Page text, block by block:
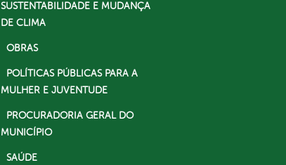
SUSTENTABILIDADE E MUDANÇA
DE CLIMA
OBRAS
POLÍTICAS PÚBLICAS PARA A
MULHER E JUVENTUDE
PROCURADORIA GERAL DO
MUNICÍPIO
SAÚDE